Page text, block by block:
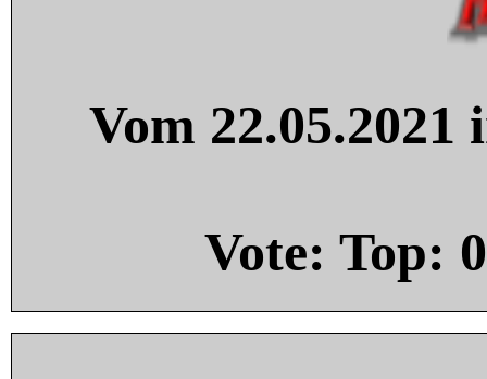
Vom
Vote: Top: 0